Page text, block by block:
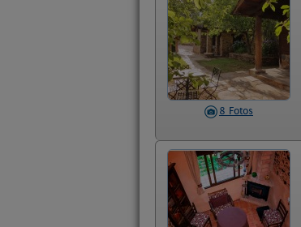
8 Fotos